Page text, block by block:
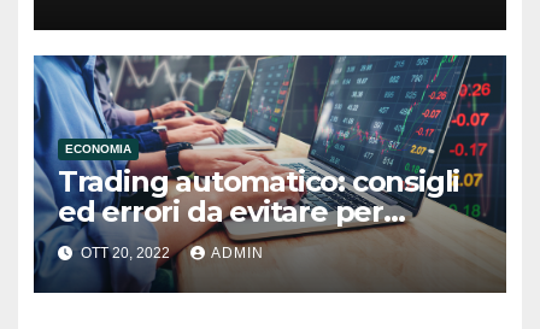
ECONOMIA
Trading automatico: consigli
ed errori da evitare per
costruire una strategia di
investimento
OTT 20, 2022 ADMIN